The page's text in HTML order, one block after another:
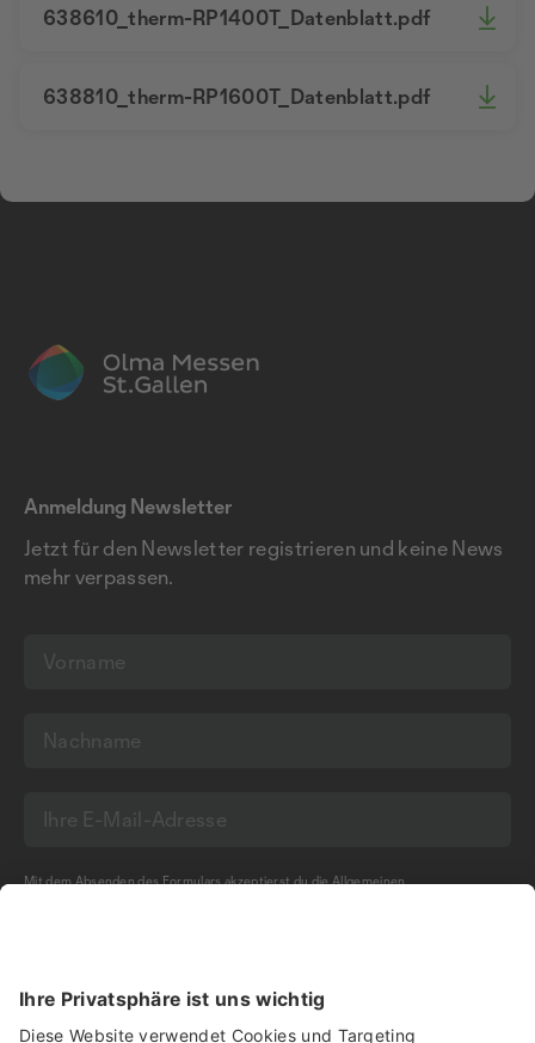
638610_therm-RP1400T_Datenblatt.pdf
638810_therm-RP1600T_Datenblatt.pdf
Anmeldung Newsletter
Jetzt für den Newsletter registrieren und keine News
mehr verpassen.
Mit dem Absenden des Formulars akzeptierst du dieAllgemeinen